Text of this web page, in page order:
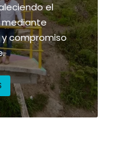
el
mediante
compromiso